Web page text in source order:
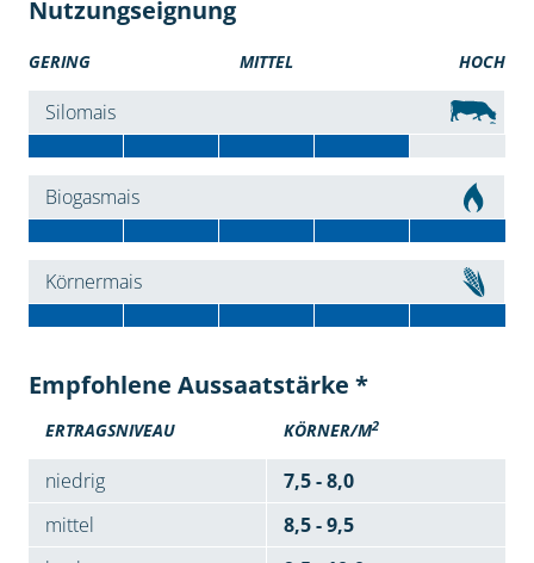
Nutzungseignung
GERING MITTEL HOCH
Silomais
Biogasmais
Körnermais
Empfohlene Aussaatstärke *
ERTRAGSNIVEAU KÖRNER/M2
niedrig
7,5 - 8,0
mittel
8,5 - 9,5